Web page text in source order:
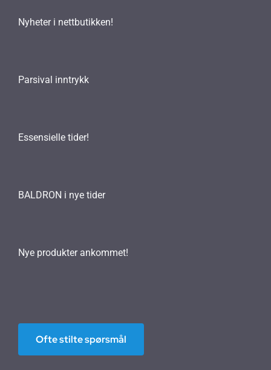
Nyheter i nettbutikken!
Parsival inntrykk
Essensielle tider!
BALDRON i nye tider
Nye produkter ankommet!
Ofte stilte spørsmål